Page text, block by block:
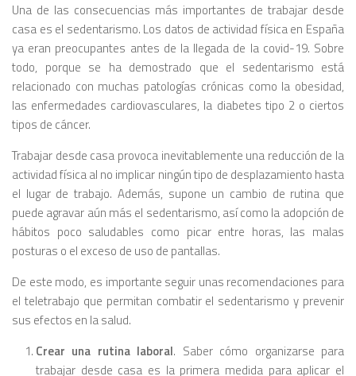
Una de las consecuencias más importantes de trabajar desde
casa es el sedentarismo. Los datos de actividad física en España
ya eran preocupantes antes de la llegada de la covid-19. Sobre
todo, porque se ha demostrado que el sedentarismo está
relacionado con muchas patologías crónicas como la obesidad,
las enfermedades cardiovasculares, la diabetes tipo 2 o ciertos
tipos de cáncer.
Trabajar desde casa provoca inevitablemente una reducción de la
actividad física al no implicar ningún tipo de desplazamiento hasta
el lugar de trabajo. Además, supone un cambio de rutina que
puede agravar aún más el sedentarismo, así como la adopción de
hábitos poco saludables como picar entre horas, las malas
posturas o el exceso de uso de pantallas.
De este modo, es importante seguir unas recomendaciones para
el teletrabajo que permitan combatir el sedentarismo y prevenir
sus efectos en la salud.
Crear una rutina laboral. Saber cómo organizarse para
trabajar desde casa es la primera medida para aplicar el